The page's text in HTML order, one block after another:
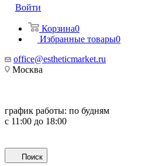
Войти
Корзина0
Избранные товары0
office@estheticmarket.ru
Москва
график работы: по будням
с 11:00 до 18:00
Поиск